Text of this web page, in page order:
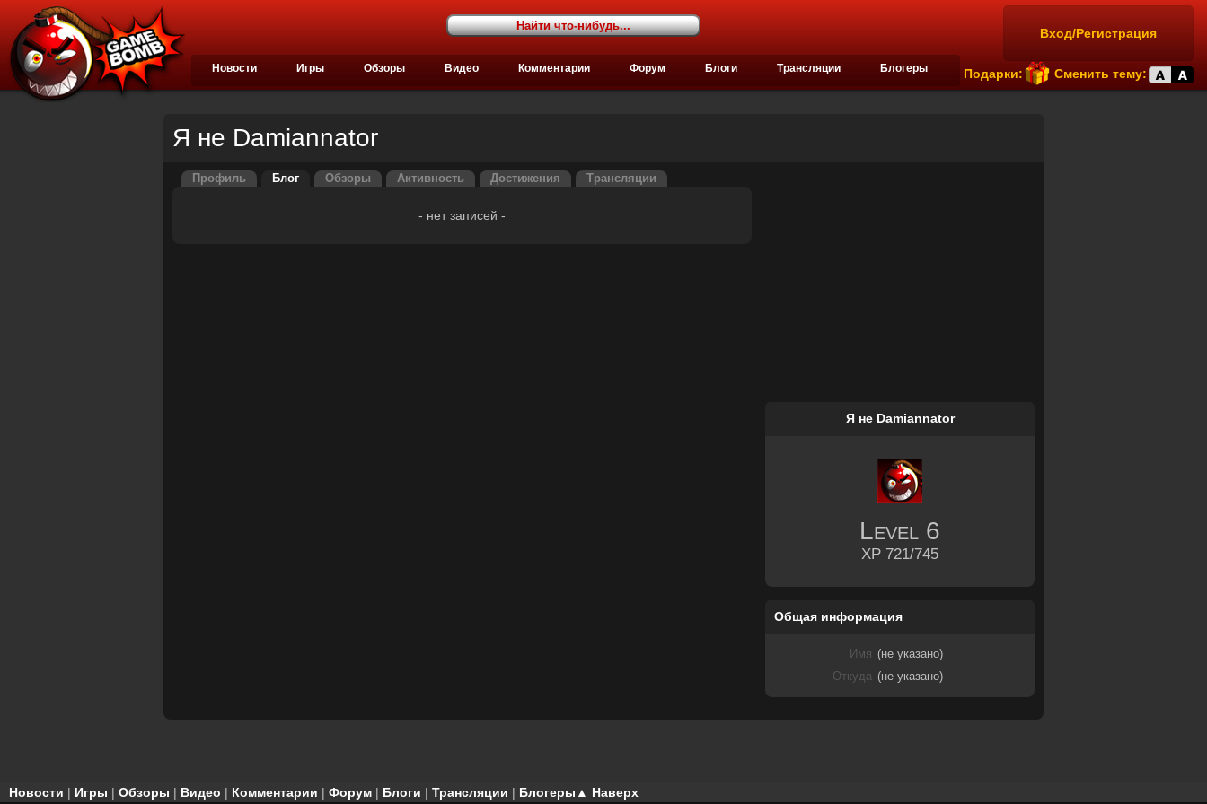
Вход/Регистрация
Подарки: Сменить тему:
Новости Игры Обзоры Видео Комментарии Форум Блоги Трансляции Блогеры
Я не Damiannator
Профиль Блог Обзоры Активность Достижения Трансляции
- нет записей -
Я не Damiannator
Level 6
XP 721/745
Общая информация
Имя (не указано)
Откуда (не указано)
▲ Наверх
Новости | Игры | Обзоры | Видео | Комментарии | Форум | Блоги | Трансляции | Блогеры